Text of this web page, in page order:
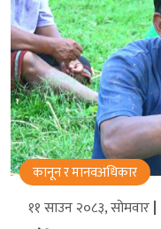
कानून र मानवअधिकार
११ साउन २०८३, सोमवार